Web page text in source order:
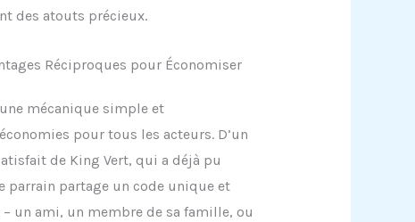
des atouts précieux.
Réciproques pour Économiser
mécanique simple et
pour tous les acteurs. D’un
de King Vert, qui a déjà pu
parrain partage un code unique et
un ami, un membre de sa famille, ou